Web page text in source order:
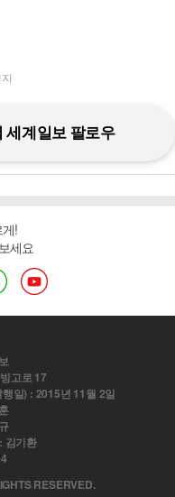
세계일보 팔로우
!
세요
고로 17
일) : 2015년 11월 2일
김기환
RESERVED.